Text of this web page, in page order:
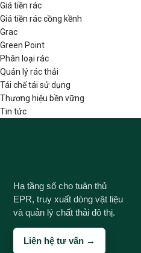
Giá tiền rác
Giá tiền rác cồng kềnh
Grac
Green Point
Phân loại rác
Quản lý rác thải
Tái chế tái sử dụng
Thương hiệu bền vững
Tin tức
Hạ tầng số cho tuân thủ
EPR, truy xuất dòng vật liệu
và quản lý chất thải đô thị.
Liên hệ tư vấn →